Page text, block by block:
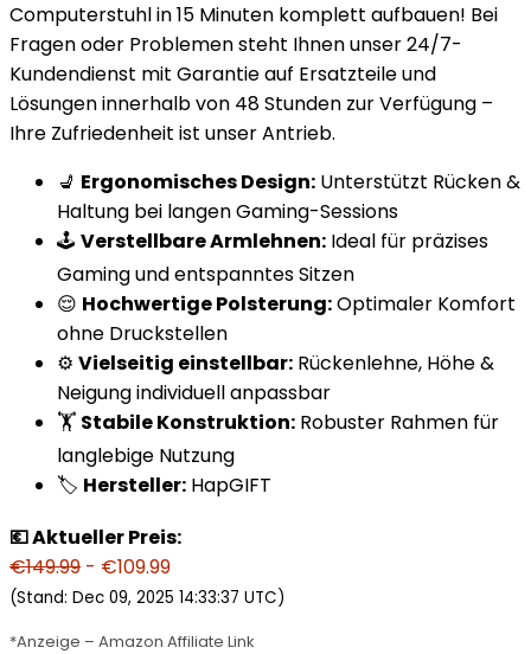
Computerstuhl in 15 Minuten komplett aufbauen! Bei
Fragen oder Problemen steht Ihnen unser 24/7-
Kundendienst mit Garantie auf Ersatzteile und
Lösungen innerhalb von 48 Stunden zur Verfügung –
Ihre Zufriedenheit ist unser Antrieb.
💺 Ergonomisches Design: Unterstützt Rücken &
Haltung bei langen Gaming-Sessions
🕹️ Verstellbare Armlehnen: Ideal für präzises
Gaming und entspanntes Sitzen
😌 Hochwertige Polsterung:Optimaler Komfort
ohne Druckstellen
⚙️ Vielseitig einstellbar: Rückenlehne, Höhe &
Neigung individuell anpassbar
🏋️ Stabile Konstruktion: Robuster Rahmen für
langlebige Nutzung
🏷️ Hersteller: HapGIFTㅤ
💶 Aktueller Preis:
€149.99 - €109.99
(Stand: Dec 09, 2025 14:33:37 UTC)
*Anzeige – Amazon Affiliate Link